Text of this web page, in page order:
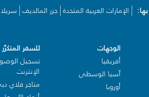
الإمارات العربية المتحدة جزر المالديف
الوجهات
أفريقيا
آسيا الوسطى
أوروبا
للسفر المتكرّر
تسجيل
الإنترنت
متاجر فلاي